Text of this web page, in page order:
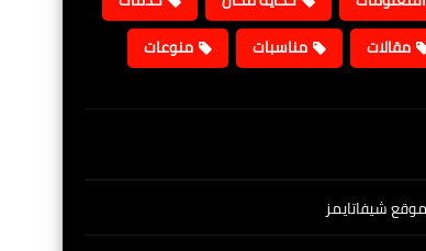
مقالات مناسبات منوعات
شيفاتايمز